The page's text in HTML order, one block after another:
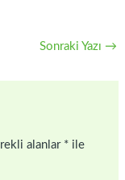
Sonraki Yazı →
alanlar * ile